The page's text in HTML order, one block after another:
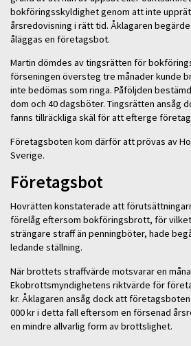
bokföringsskyldighet genom att inte
årsredovisning i rätt tid. Åklagaren
åläggas en företagsbot.
Martin dömdes av tingsrätten för
förseningen översteg tre månader kunde
inte bedömas som ringa. Påföljden
dom och 40 dagsböter. Tingsrätten ansåg
fanns tillräckliga skäl för att efterge
Företagsboten kom därför att prövas av
Sverige.
Företagsbot
Hovrätten konstaterade att
förelåg eftersom bokföringsbrott, för
strängare straff än penningböter, hade
ledande ställning.
När brottets straffvärde motsvarar en
Ekobrottsmyndighetens riktvärde för
kr. Åklagaren ansåg dock att
000 kr i detta fall eftersom en försenad
en mindre allvarlig form av brottslighet.